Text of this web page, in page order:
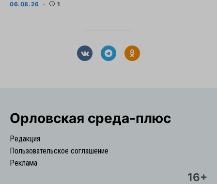
06.08.26 1
Орловская cреда-плюс
Редакция
Пользовательское соглашение
Реклама
16+